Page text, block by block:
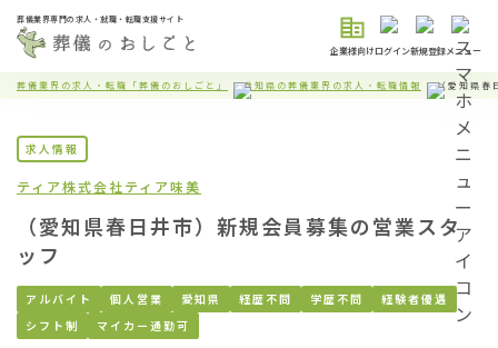
葬儀業界専門の求人・就職・転職支援サイト
企業様向けログイン新規登録メニュー
葬儀業界の求人・転職「葬儀のおしごと」 愛知県の葬儀業界の求人・転職情報 （愛知県春
求人情報
ティア株式会社ティア味美
（愛知県春日井市）新規会員募集の営業スタ
ッフ
アルバイト 個人営業 愛知県 経歴不問 学歴不問
経験者優遇
シフト制
マイカー通勤可